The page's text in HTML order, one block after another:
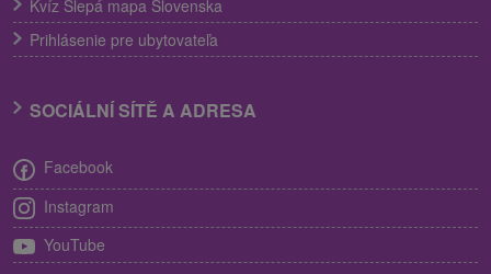
Kvíz Slepá mapa Slovenska
Prihlásenie pre ubytovateľa
SOCIÁLNÍ SÍTĚ A ADRESA
Facebook
Instagram
YouTube